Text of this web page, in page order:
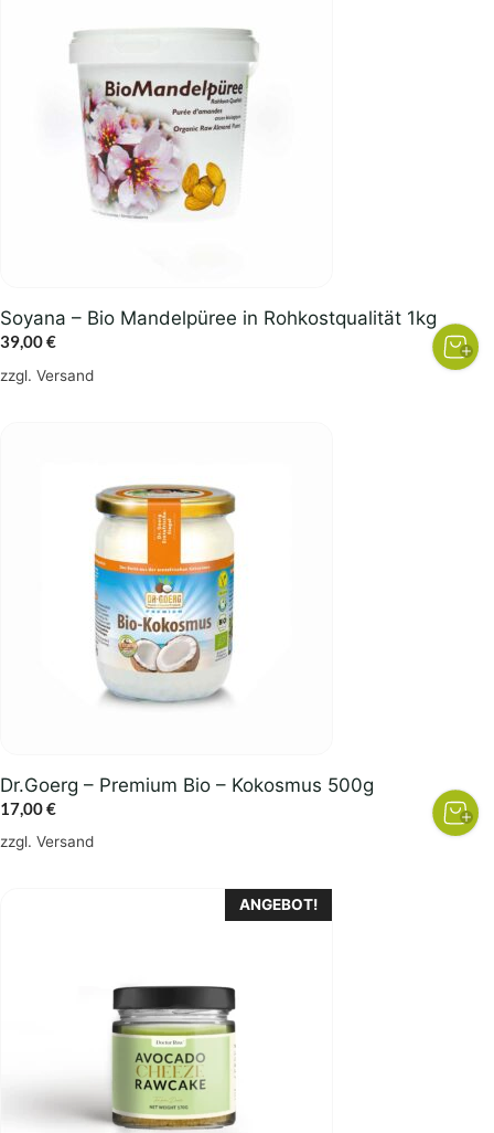
Soyana – Bio Mandelpüree in Rohkostqualität 1kg
39,00€
zzgl. Versand
Dr.Goerg – Premium Bio – Kokosmus 500g
17,00€
zzgl. Versand
ANGEBOT!